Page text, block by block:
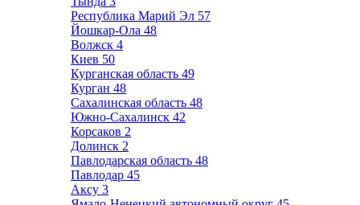
Республика Марий Эл 57
Йошкар-Ола 48
Волжск 4
Киев 50
Курганская область 49
Курган 48
Сахалинская область 48
Южно-Сахалинск 42
Корсаков 2
Долинск 2
Павлодарская область 48
Павлодар 45
Аксу 3